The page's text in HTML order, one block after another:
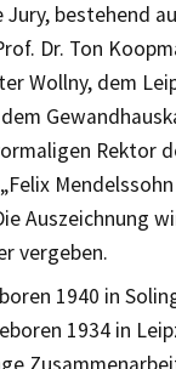
Jury, bestehend
Dr. Ton
Wollny, dem
Rektor
Auszeichnung
vergeben.
1940 in
1934 in